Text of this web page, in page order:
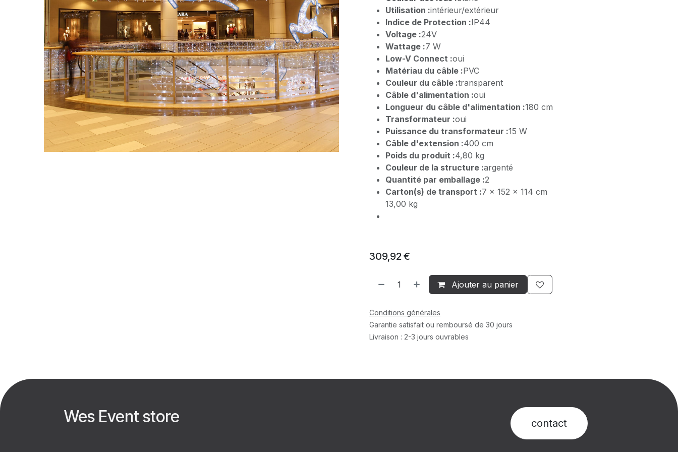
Utilisation :intérieur/extérieur
Indice de Protection :IP44
Voltage :24V
Wattage :7 W
Low-V Connect :oui
Matériau du câble :PVC
Couleur du câble :transparent
Câble d'alimentation :oui
Longueur du câble d'alimentation :180 cm
Transformateur :oui
Puissance du transformateur :15 W
Câble d'extension :400 cm
Poids du produit :4,80 kg
Couleur de la structure :argenté
Quantité par emballage :2
Carton(s) de transport :7 x 152 x 114 cm
13,00 kg
309,92€
Ajouter au panier
Conditions générales
Garantie satisfait ou remboursé de 30 jours
Livraison : 2-3 jours ouvrables
Wes Event store contact​